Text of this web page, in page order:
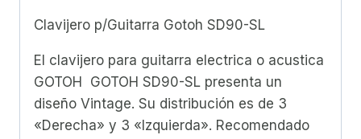
Clavijero p/Guitarra Gotoh SD90-SL
El clavijero para guitarra electrica o acustica
GOTOH GOTOH SD90-SL presenta un
diseño Vintage. Su distribución es de 3
«Derecha» y 3 «Izquierda». Recomendado